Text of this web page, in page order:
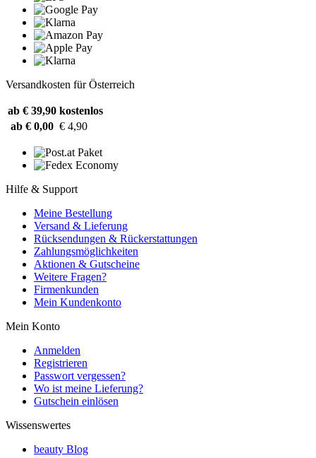
Versandkosten für Österreich
ab € 39,90 kostenlos
ab € 0,00 € 4,90
Hilfe & Support
Meine Bestellung
Versand & Lieferung
Rücksendungen & Rückerstattungen
Zahlungsmöglichkeiten
Aktionen & Gutscheine
Weitere Fragen?
Firmenkunden
Mein Kundenkonto
Mein Konto
Anmelden
Registrieren
Passwort vergessen?
Wo ist meine Lieferung?
Gutschein einlösen
Wissenswertes
beauty Blog